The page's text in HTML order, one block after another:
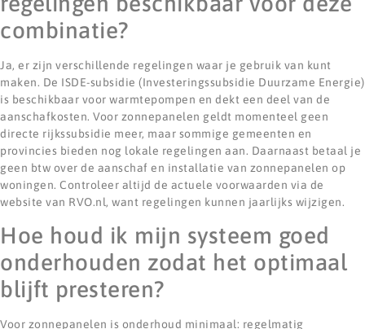
combinatie?
Ja, er zijn verschillende regelingen waar je gebruik van kunt
maken. De ISDE-subsidie (Investeringssubsidie Duurzame Energie)
is beschikbaar voor warmtepompen en dekt een deel van de
aanschafkosten. Voor zonnepanelen geldt momenteel geen
directe rijkssubsidie meer, maar sommige gemeenten en
provincies bieden nog lokale regelingen aan. Daarnaast betaal je
geen btw over de aanschaf en installatie van zonnepanelen op
woningen. Controleer altijd de actuele voorwaarden via de
website van RVO.nl, want regelingen kunnen jaarlijks wijzigen.
Hoe houd ik mijn systeem goed
onderhouden zodat het optimaal
blijft presteren?
Voor zonnepanelen is onderhoud minimaal: regelmatig